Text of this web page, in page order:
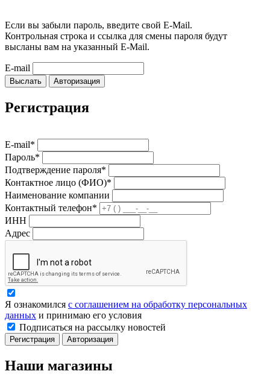
Если вы забыли пароль, введите свой E-Mail.
Контрольная строка и ссылка для смены пароля будут
высланы вам на указанный E-Mail.
E-mail
Выслать Авторизация
Регистрация
E-mail*
Пароль*
Подтверждение пароля*
Контактное лицо (ФИО)*
Наименование компании
Контактный телефон*
ИНН
Адрес
Я ознакомился с соглашением на обработку персональных
данных и принимаю его условия
Подписаться на рассылку новостей
Регистрация Авторизация
Наши магазины